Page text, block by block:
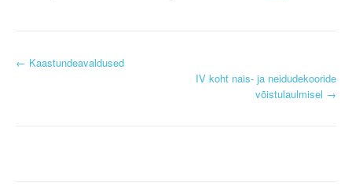
P
← Kaastundeavaldused
IV koht nais- ja neidudekooride
võistulaulmisel →